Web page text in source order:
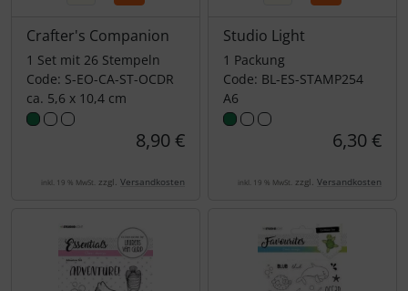
Crafter's Companion
1 Set mit 26 Stempeln
Code: S-EO-CA-ST-OCDR
ca. 5,6 x 10,4 cm
8,90 €
inkl. 19 % MwSt. zzgl. Versandkosten
Studio Light
1 Packung
Code: BL-ES-STAMP254
A6
6,30 €
inkl. 19 % MwSt. zzgl. Versandkosten